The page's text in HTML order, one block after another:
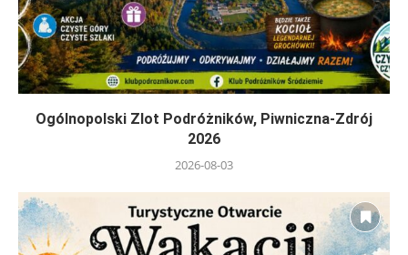
Ogólnopolski Zlot Podróżników, Piwniczna-Zdrój
2026
2026-08-03